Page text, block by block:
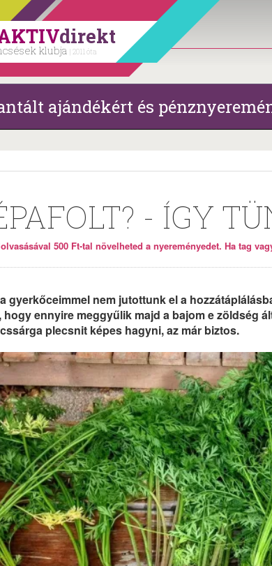
direkt
klubja | 2011 óta
ajándékért és
- ÍGY
500 Ft-tal növelheted a nyereményedet. Ha tag
gyerkőceimmel nem jutottunk el a
hogy ennyire meggyűlik majd a bajom e zöldség
plecsnit képes hagyni, az már biztos.